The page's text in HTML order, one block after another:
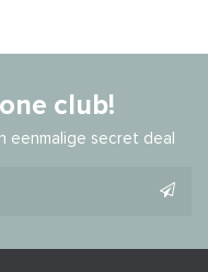
club!
eenmalige secret deal